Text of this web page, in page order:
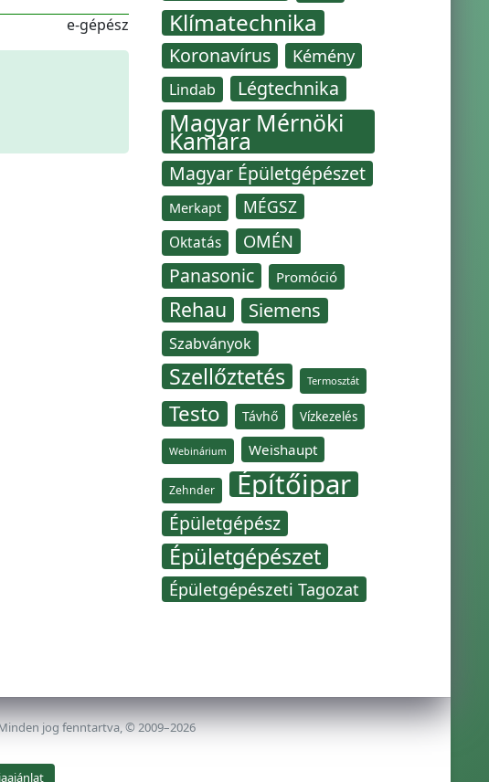
e-gépész
Klímatechnika
Koronavírus Kémény
Lindab Légtechnika
Magyar Mérnöki
Kamara
Magyar Épületgépészet
Merkapt MÉGSZ
Oktatás OMÉN
Panasonic Promóció
Rehau Siemens
Szabványok
Szellőztetés Termosztát
Testo Távhő Vízkezelés
Webinárium Weishaupt
Zehnder Építőipar
Épületgépész
Épületgépészet
Épületgépészeti Tagozat
jog fenntartva, © 2009–2026